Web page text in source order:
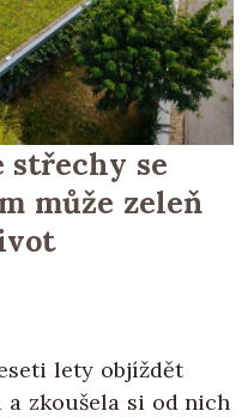
střechy se
může zeleň
lety objíždět
a zkoušela si od nich